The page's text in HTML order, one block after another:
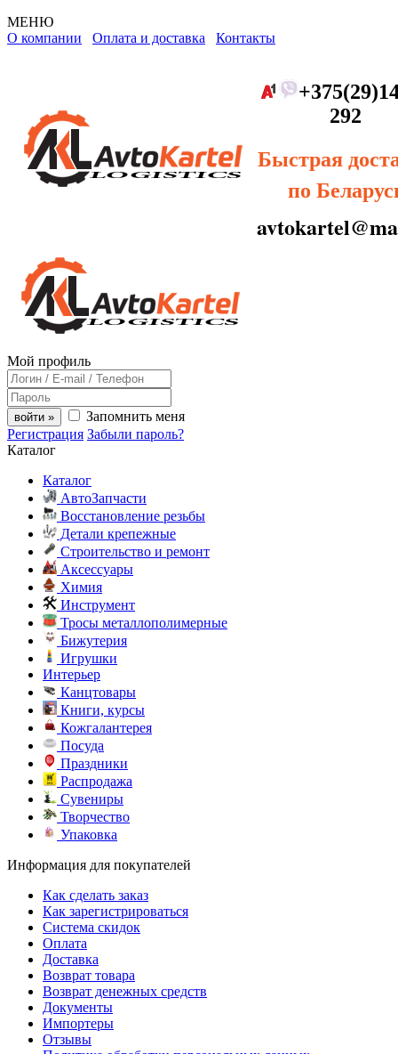
МЕНЮ
О компании Оплата и доставка Контакты
292
Быстрая
по
Мой профиль
войти »
Запомнить меня
Регистрация Забыли пароль?
Каталог
Каталог
АвтоЗапчасти
Восстановление резьбы
Детали крепежные
Строительство и ремонт
Аксессуары
Химия
Инструмент
Тросы металлополимерные
Бижутерия
Игрушки
Интерьер
Канцтовары
Книги, курсы
Кожгалантерея
Посуда
Праздники
Распродажа
Сувениры
Творчество
Упаковка
Информация для покупателей
Как сделать заказ
Как зарегистрироваться
Система скидок
Оплата
Доставка
Возврат товара
Возврат денежных средств
Документы
Импортеры
Отзывы